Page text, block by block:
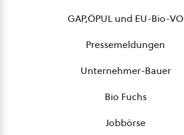
GAP,ÖPUL und EU-Bio-VO
Pressemeldungen
Unternehmer-Bauer
Bio Fuchs
Jobbörse